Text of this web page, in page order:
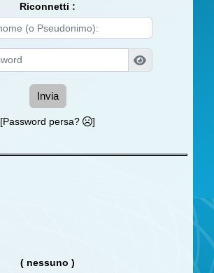
Riconnetti :
Invia
[Password persa? ]
( nessuno )